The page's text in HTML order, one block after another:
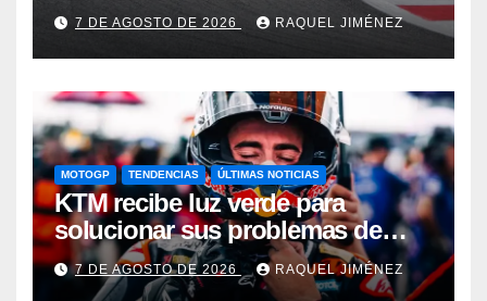
7 DE AGOSTO DE 2026 RAQUEL JIMÉNEZ
MOTOGP TENDENCIAS ÚLTIMAS NOTICIAS
KTM recibe luz verde para
solucionar sus problemas de
motor: una gran noticia para
Pedro Acosta
7 DE AGOSTO DE 2026 RAQUEL JIMÉNEZ